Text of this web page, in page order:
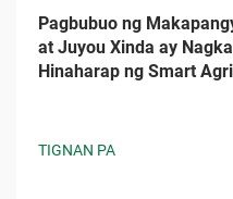
Pagbubuo ng
at Juyou Xinda ay
Hinaharap ng Smart
TIGNAN PA